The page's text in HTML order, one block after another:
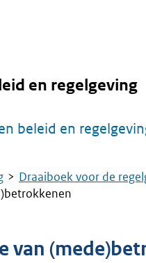
en regelgeving
beleid en
Draaiboek voor de
van